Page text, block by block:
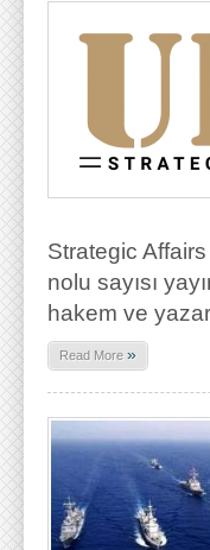
Strategic
nolu sayısı
hakem ve
Read More »